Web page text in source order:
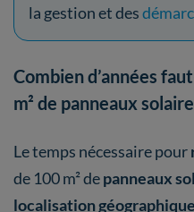
la gestion et des
Combien d’années
m² de panneaux
Le temps nécessaire pour
de 100 m² depanneaux
localisation géographique